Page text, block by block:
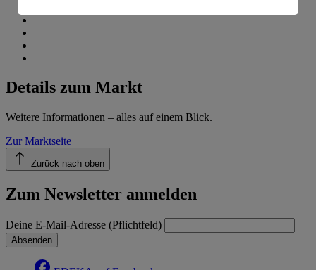
Details zum Markt
Weitere Informationen – alles auf einem Blick.
Zur Marktseite
Zurück nach oben
Zum Newsletter anmelden
Deine E-Mail-Adresse (Pflichtfeld)
Absenden
Informationen zum Herausgeber der Seite findest du